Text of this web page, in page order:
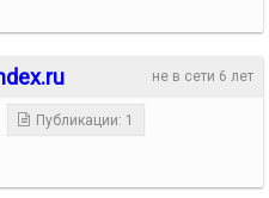
не в сети 6 лет
Публикации: 1